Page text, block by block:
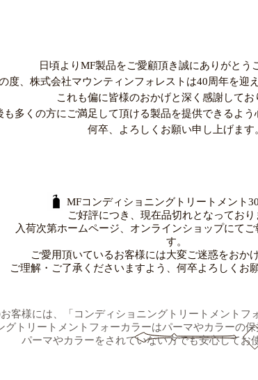
日頃よりMF製品をご愛顧頂き誠にありがとう
度、株式会社マウンティンフォレストは40周年を迎
これも偏に皆様のおかげと深く感謝してお
も多くの方にご満足して頂ける製品を提供できるよう
何卒、よろしくお願い申し上げます
「MFコンディショニングトリートメント
ご好評につき、現在品切れとなっており
入荷次第ホームページ、オンラインショップにてご
す。
ご愛用頂いているお客様には大変ご迷惑をおか
ご理解・ご了承くださいますよう、何卒よろしくお
客様には、「コンディショニングトリートメントフ
グトリートメントフォーカラーはパーマやカラーの
パーマやカラーをされていない方でも安心してお